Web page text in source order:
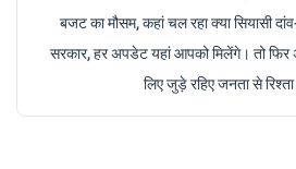
बजट का मौसम, कहां चल रहा क्या सियासी
सरकार, हर अपडेट यहां आपको मिलेंगे। तो
लिए जुड़े रहिए जनता से